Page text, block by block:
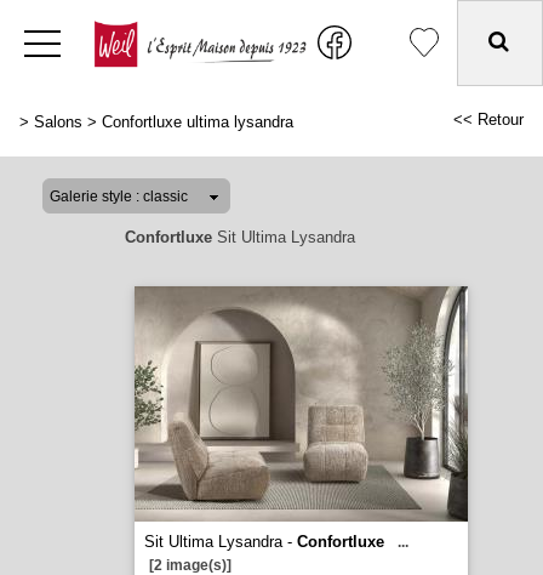
> Salons > Confortluxe ultima lysandra << Retour
ConfortluxeSit Ultima Lysandra
Sit Ultima Lysandra - Confortluxe
...
[2 image(s)]